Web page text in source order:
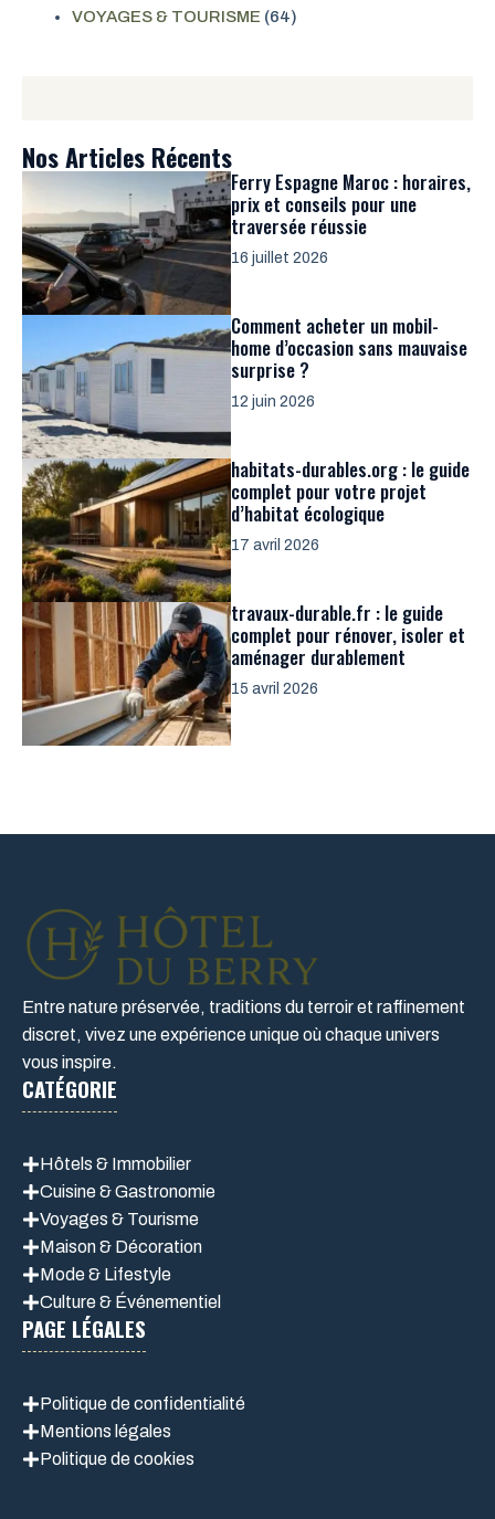
VOYAGES & TOURISME (64)
Nos Articles Récents
Ferry Espagne Maroc : horaires,
prix et conseils pour une
traversée réussie
16 juillet 2026
Comment acheter un mobil-
home d’occasion sans mauvaise
surprise ?
12 juin 2026
habitats-durables.org : le guide
complet pour votre projet
d’habitat écologique
17 avril 2026
travaux-durable.fr : le guide
complet pour rénover, isoler et
aménager durablement
15 avril 2026
Entre nature préservée, traditions du terroir et raffinement
discret, vivez une expérience unique où chaque univers
vous inspire.
CATÉGORIE
Hôtels & Immobilier
Cuisine & Gastronomie
Voyages & Tourisme
Maison & Décoration
Mode & Lifestyle
Culture & Événementiel
PAGE LÉGALES
Politique de confidentialité
Mentions légales
Politique de cookies